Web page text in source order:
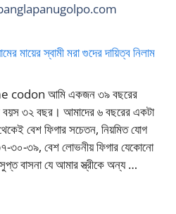
আমি একজন ৩৯ বছরের
বয়স ৩২ বছর। আমাদের ৬ বছরের একটা
বেশ ফিগার সচেতন, নিয়মিত যোগ
৩০-৩৯, বেশ লোভনীয় ফিগার যেকোনো
বাসনা যে আমার স্ত্রীকে অন্য …